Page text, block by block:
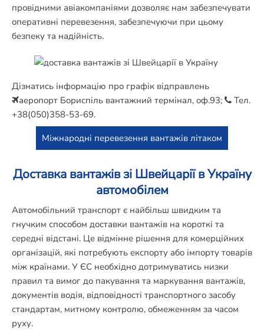
провідними авіакомпаніями дозволяє нам забезпечувати
оперативні перевезення, забезпечуючи при цьому
безпеку та надійність.
Дізнатись інформацію про графік відправлень
аеропорт Бориспіль вантажний термінал, оф.93;
Тел.
+38(050)358-53-69.
Міжнародні перевезення вантажів літаком
Доставка вантажів зі Швейцарії в Україну
автомобілем
Автомобільний транспорт є найбільш швидким та
гнучким способом доставки вантажів на короткі та
середні відстані. Це відмінне рішення для комерційних
організацій, які потребують експорту або імпорту товарів
між країнами. У ЄС необхідно дотримуватись низки
правил та вимог до пакування та маркування вантажів,
документів водія, відповідності транспортного засобу
стандартам, митному контролю, обмеженням за часом
руху.